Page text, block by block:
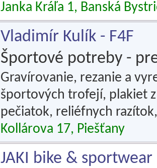
Janka Kráľa 1, Banská
Vladimír Kulík - F4F
Športové potreby -
Gravírovanie, rezanie a
športových trofejí, plakiet
pečiatok, reliéfnych
Kollárova 17, Piešťany
JAKI bike & sportwear